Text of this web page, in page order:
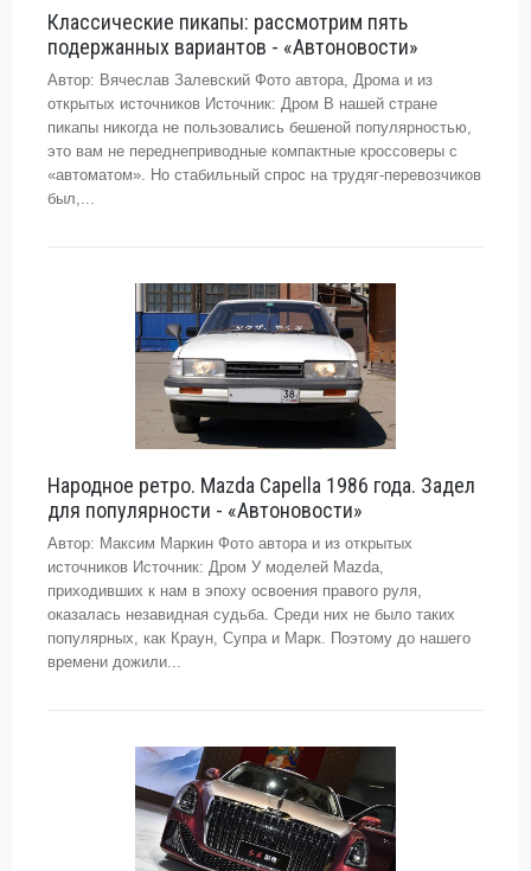
Классические пикапы: рассмотрим пять
подержанных вариантов - «Автоновости»
Автор: Вячеслав Залевский Фото автора, Дрома и из
открытых источников Источник: Дром В нашей стране
пикапы никогда не пользовались бешеной популярностью,
это вам не переднеприводные компактные кроссоверы с
«автоматом». Но стабильный спрос на трудяг-перевозчиков
был,...
Народное ретро. Mazda Capella 1986 года. Задел
для популярности - «Автоновости»
Автор: Максим Маркин Фото автора и из открытых
источников Источник: Дром У моделей Mazda,
приходивших к нам в эпоху освоения правого руля,
оказалась незавидная судьба. Среди них не было таких
популярных, как Краун, Супра и Марк. Поэтому до нашего
времени дожили...